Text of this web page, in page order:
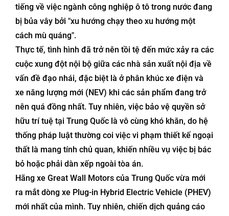
tiếng về việc ngành công nghiệp ô tô trong nước đang
bị bủa vây bởi "xu hướng chạy theo xu hướng một
cách mù quáng".
Thực tế, tình hình đã trở nên tồi tệ đến mức xảy ra các
cuộc xung đột nội bộ giữa các nhà sản xuất nội địa về
vấn đề đạo nhái, đặc biệt là ở phân khúc xe điện và
xe năng lượng mới (NEV) khi các sản phẩm đang trở
nên quá đồng nhất. Tuy nhiên, việc bảo vệ quyền sở
hữu trí tuệ tại Trung Quốc là vô cùng khó khăn, do hệ
thống pháp luật thường coi việc vi phạm thiết kế ngoại
thất là mang tính chủ quan, khiến nhiều vụ việc bị bác
bỏ hoặc phải dàn xếp ngoài tòa án.
Hãng xe Great Wall Motors của Trung Quốc vừa mới
ra mắt dòng xe Plug-in Hybrid Electric Vehicle (PHEV)
mới nhất của mình. Tuy nhiên, chiến dịch quảng cáo